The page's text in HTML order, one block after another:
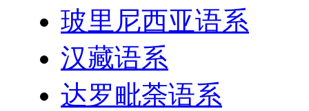
玻里尼西亚语系
汉藏语系
达罗毗荼语系